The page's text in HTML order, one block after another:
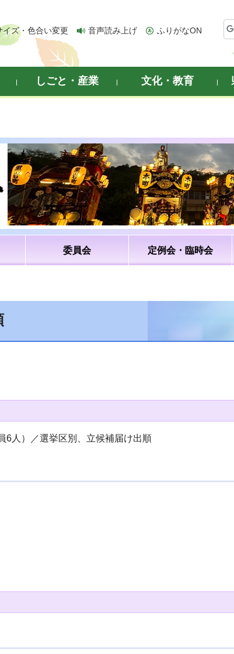
イズ・色合い変更 音声読み上げ ふりがなON
しごと・産業 文化・教育
委員会 定例会・臨時会
6人）／選挙区別、立候補届け出順